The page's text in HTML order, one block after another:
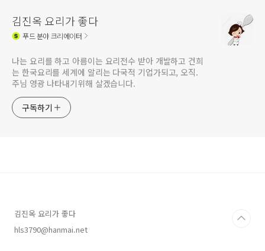
김진옥 요리가 좋다
푸드분야 크리에이터
나는 요리를 하고 아름이는 요리전수 받아 개발하고 건희
는 한국요리를 세계에 알리는 다국적 기업가되고, 오직.
주님 영광 나타내기위해 살겠습니다.
구독하기
김진옥 요리가 좋다
hls3790@hanmai.net